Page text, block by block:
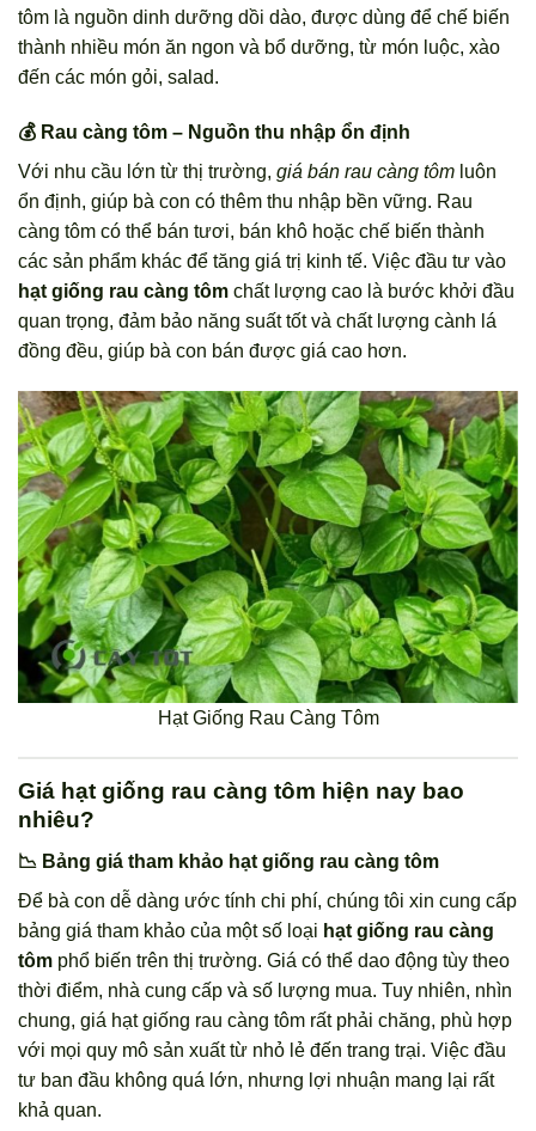
tôm là nguồn dinh dưỡng dồi dào, được dùng để chế biến
thành nhiều món ăn ngon và bổ dưỡng, từ món luộc, xào
đến các món gỏi, salad.
💰 Rau càng tôm – Nguồn thu nhập ổn định
Với nhu cầu lớn từ thị trường, giá bán rau càng tôm luôn
ổn định, giúp bà con có thêm thu nhập bền vững. Rau
càng tôm có thể bán tươi, bán khô hoặc chế biến thành
các sản phẩm khác để tăng giá trị kinh tế. Việc đầu tư vào
hạt giống rau càng tôm chất lượng cao là bước khởi đầu
quan trọng, đảm bảo năng suất tốt và chất lượng cành lá
đồng đều, giúp bà con bán được giá cao hơn.
Hạt Giống Rau Càng Tôm
Giá hạt giống rau càng tôm hiện nay bao
nhiêu?
📉 Bảng giá tham khảo hạt giống rau càng tôm
Để bà con dễ dàng ước tính chi phí, chúng tôi xin cung cấp
bảng giá tham khảo của một số loại hạt giống rau càng
tôm phổ biến trên thị trường. Giá có thể dao động tùy theo
thời điểm, nhà cung cấp và số lượng mua. Tuy nhiên, nhìn
chung, giá hạt giống rau càng tôm rất phải chăng, phù hợp
với mọi quy mô sản xuất từ nhỏ lẻ đến trang trại. Việc đầu
tư ban đầu không quá lớn, nhưng lợi nhuận mang lại rất
khả quan.